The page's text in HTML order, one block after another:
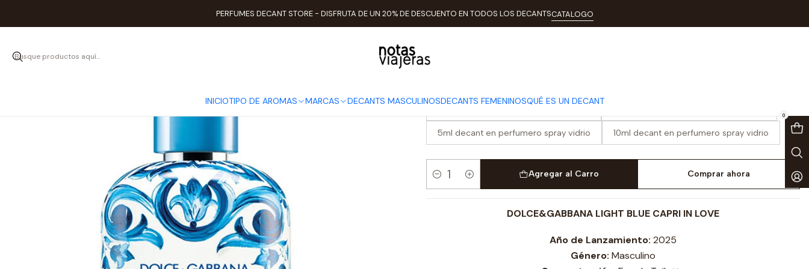
INICIOTIPO DE AROMAS MARCAS DECANTS MASCULINOSDECANTS FEMENINOSQUÉ ES UN DECANT
0
PERFUMES DECANT STORE - DISFRUTA DE UN 20% DE DESCUENTO EN TODOS LOS DECANTSCATALOGO
Inicio Catalogo de Decants Decants Masculinos Decant Light Blue Capri in Love
Decant Light Blue Capri in Love
5ml decant en perfumero spray vidrio 10ml decant en perfumero spray vidrio
Cantidad
Agregar al Carro Comprar ahora
DOLCE&GABBANA LIGHT BLUE CAPRI IN LOVE
Año de Lanzamiento: 2025
Género: Masculino